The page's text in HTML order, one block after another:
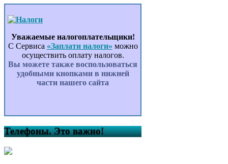
Уважаемые налогоплательщики!
С Сервиса «Заплати налоги» можно
осуществить оплату налогов.
Вы можете также воспользоваться
удобными кнопками в нижней
части нашего сайта
Телефоны. Это важно!